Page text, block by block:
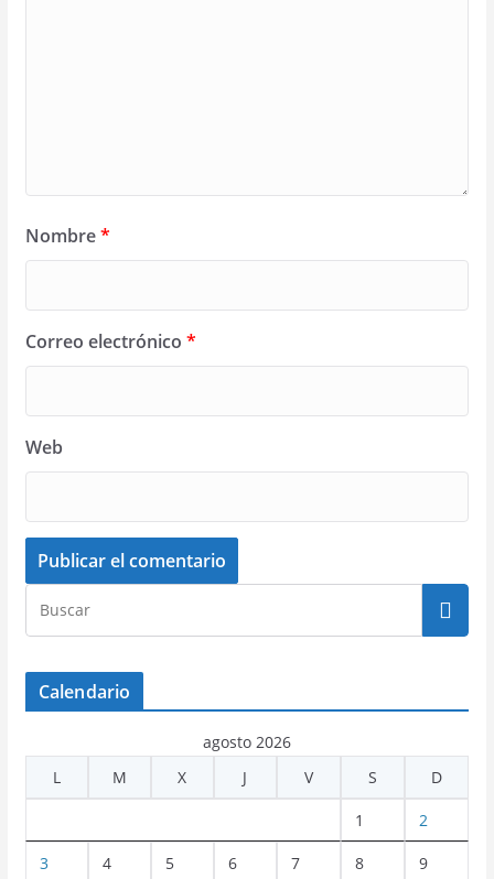
Nombre*
Correo electrónico *
Web
Calendario
agosto 2026
L
M X J V S D
1 2
3 4 5 6 7 8 9